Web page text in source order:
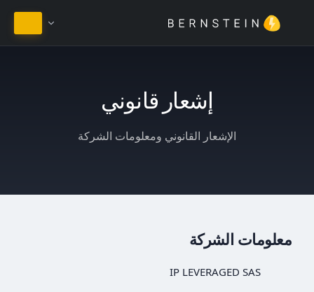
البقاء في العربية
إشعار قانوني
الإشعار القانوني ومعلومات الشركة
معلومات الشركة
IP LEVERAGED SAS